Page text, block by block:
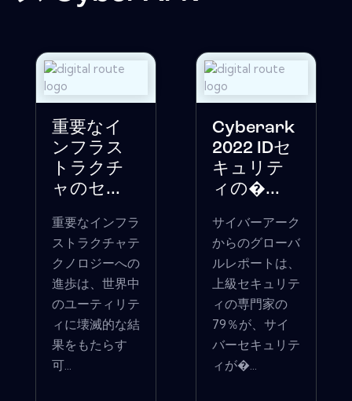
重要なイ
ンフラス
トラクチ
ャのセ...
重要なインフラ
ストラクチャテ
クノロジーへの
進歩は、世界中
のユーティリテ
ィに壊滅的な結
果をもたらす
可...
Cyber​​ark
2022 IDセ
キュリテ
ィの�...
サイバーアーク
からのグローバ
ルレポートは、
上級セキュリテ
ィの専門家の
79％が、サイ
バーセキュリテ
ィが�...